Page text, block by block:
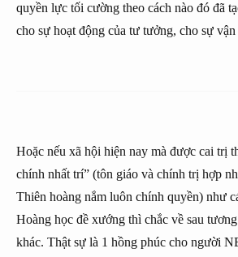
quyền lực tối cường theo cách nào đó đã
cho sự hoạt động của tư tưởng, cho sự
Hoặc nếu xã hội hiện nay mà được cai trị
chính nhất trí” (tôn giáo và chính trị hợp
Thiên hoàng nắm luôn chính quyền) như
Hoàng học đề xướng thì chắc về sau
khác. Thật sự là 1 hồng phúc cho người